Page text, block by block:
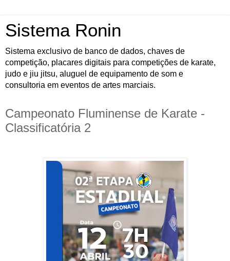
Sistema Ronin
Sistema exclusivo de banco de dados, chaves de
competição, placares digitais para competições de karate,
judo e jiu jitsu, aluguel de equipamento de som e
consultoria em eventos de artes marciais.
Campeonato Fluminense de Karate -
Classificatória 2